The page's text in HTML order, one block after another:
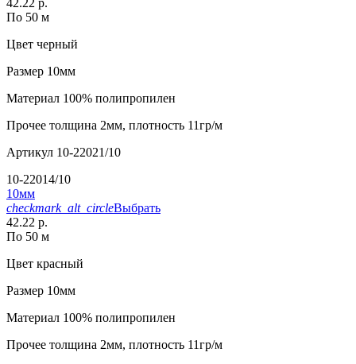
42.22 р.
По 50 м
Цвет черный
Размер 10мм
Материал 100% полипропилен
Прочее толщина 2мм, плотность 11гр/м
Артикул 10-22021/10
10-22014/10
10мм
checkmark_alt_circleВыбрать
42.22 р.
По 50 м
Цвет красный
Размер 10мм
Материал 100% полипропилен
Прочее толщина 2мм, плотность 11гр/м